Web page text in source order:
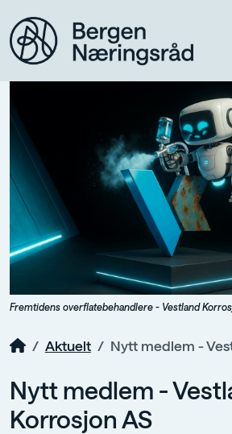
Fremtidens overflatebehandlere - Vestland
Aktuelt Nytt medlem -
Nytt medlem -
Korrosjon AS